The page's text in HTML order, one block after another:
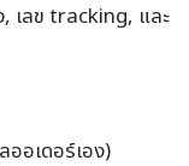
เลข tracking, และ
อเดอร์เอง)